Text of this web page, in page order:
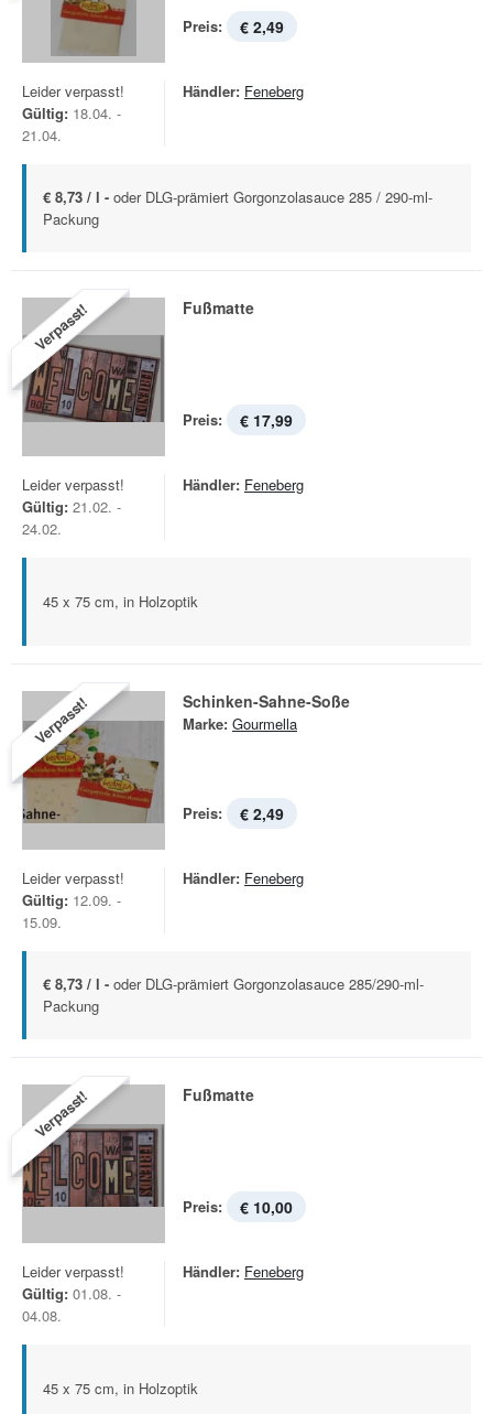
Preis: € 2,49
Leider verpasst!
Gültig: 18.04. -
21.04.
Händler: Feneberg
€ 8,73 / l - oder DLG-prämiert Gorgonzolasauce 285 / 290-ml-
Packung
Verpasst! Fußmatte
Preis: € 17,99
Leider verpasst!
Gültig: 21.02. -
24.02.
Händler: Feneberg
45 x 75 cm, in Holzoptik
Verpasst! Schinken-Sahne-Soße
Marke: Gourmella
Preis: € 2,49
Leider verpasst!
Gültig: 12.09. -
15.09.
Händler: Feneberg
€ 8,73 / l - oder DLG-prämiert Gorgonzolasauce 285/290-ml-
Packung
Verpasst! Fußmatte
Preis: € 10,00
Leider verpasst!
Gültig: 01.08. -
04.08.
Händler: Feneberg
45 x 75 cm, in Holzoptik